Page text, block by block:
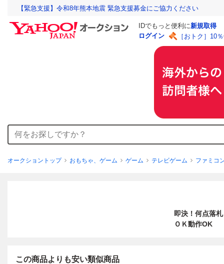
【緊急支援】令和8年熊本地震 緊急支援募金にご協力ください
IDでもっと便利に新規取得
ログイン
［おトク］10
オークショントップ おもちゃ、ゲーム ゲーム テレビゲーム ファミコ
即決！何点落
ＯＫ動作OK
この商品よりも安い類似商品